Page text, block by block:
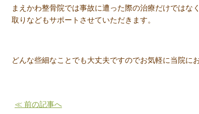
まえかわ整骨院では事故に遭った際の治療だけではな
取りなどもサポートさせていただきます。
どんな些細なことでも大丈夫ですのでお気軽に当院に
≪ 前の記事へ